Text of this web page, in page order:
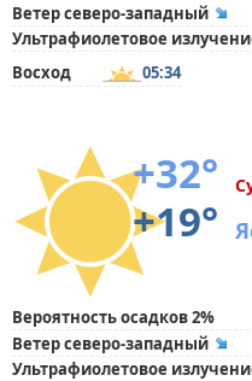
Ветер северо-западный
Ультрафиолетовое
Восход
05:34
+32°
+19°
Вероятность осадков 2%
Ветер северо-западный
Ультрафиолетовое